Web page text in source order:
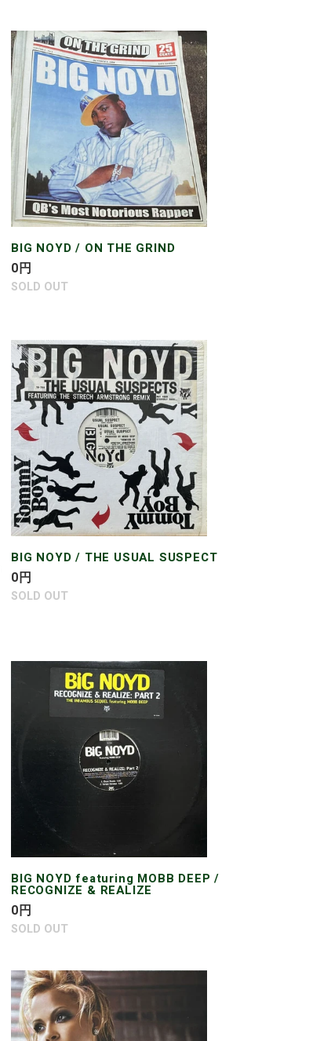
格
BIG
NOYD
/
ON
THE
GRIND
BIG NOYD / ON THE GRIND
通
常
0円
SOLD OUT
BIG
NOYD
THE
USUAL
SUSPECT
BIG NOYD / THE USUAL SUSPECT
通
常
0円
SOLD OUT
RECOGNIZE
BIG NOYD featuring MOBB DEEP /
RECOGNIZE & REALIZE
通
常
格
0円
SOLD OUT
CHRISTINA
MILIAN
/
IT'S